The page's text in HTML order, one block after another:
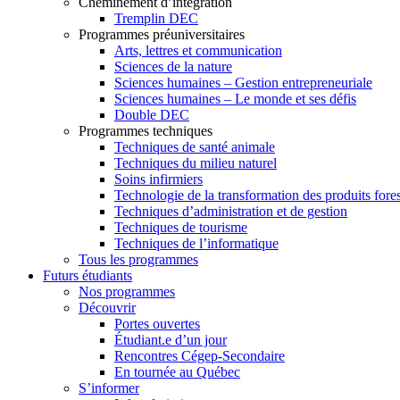
Tremplin DEC
Programmes préuniversitaires
Arts, lettres et communication
Sciences de la nature
Sciences humaines – Gestion entrepreneuriale
Sciences humaines – Le monde et ses défis
Double DEC
Programmes techniques
Techniques de santé animale
Techniques du milieu naturel
Soins infirmiers
Technologie de la transformation des produits
Techniques d’administration et de gestion
Techniques de tourisme
Techniques de l’informatique
Tous les programmes
Futurs étudiants
Nos programmes
Découvrir
Portes ouvertes
Étudiant.e d’un jour
Rencontres Cégep-Secondaire
En tournée au Québec
S’informer